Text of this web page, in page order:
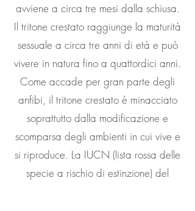
avviene a circa tre mesi dalla schiusa.
Il tritone crestato raggiunge la maturità
sessuale a circa tre anni di età e può
vivere in natura fino a quattordici anni.
Come accade per gran parte degli
anfibi, il tritone crestato è minacciato
soprattutto dalla modificazione e
scomparsa degli ambienti in cui vive e
si riproduce. La IUCN (lista rossa delle
specie a rischio di estinzione) del